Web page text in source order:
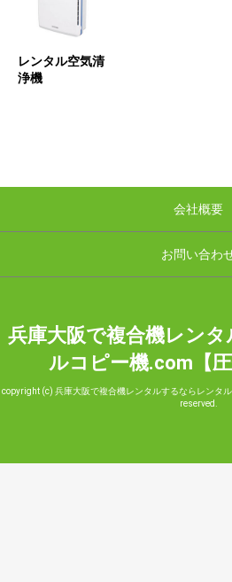
レンタル空気清
浄機
会社概要
お問い合わ
兵庫大阪で複合機レン
ルコピー機.com【圧
copyright (c) 兵庫大阪で複合機レンタルするならレンタ
reserved.